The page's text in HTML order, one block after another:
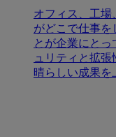
オフィス、工場
がどこで仕事を
とが企業にとっ
ュリティと拡
晴らしい成果を